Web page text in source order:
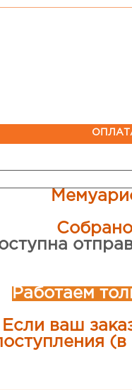
Работаем
Если ваш
(в